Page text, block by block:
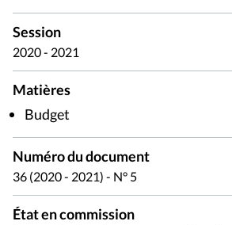
Session
2020 - 2021
Matières
Budget
Numéro du document
36 (2020 - 2021) - N° 5
État en commission